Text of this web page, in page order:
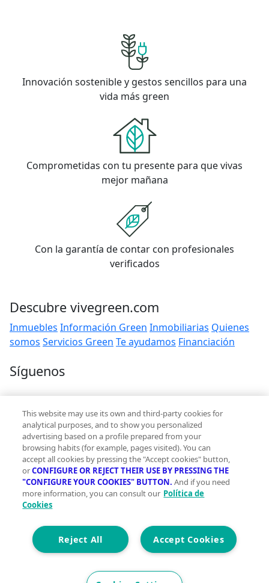
Innovación sostenible y gestos sencillos para una
vida más green
Comprometidas con tu presente para que vivas
mejor mañana
Con la garantía de contar con profesionales
verificados
Descubre vivegreen.com
Inmuebles Información Green Inmobiliarias Quienes
somos Servicios Green Te ayudamos Financiación
Síguenos
Contacto
hola@vivegreen.com
Aviso Legal
Condiciones de uso
Politica de privacidad
Política de cookies
Accesibilidad
© 2026 Vivegreen - Todos los derechos reservados - UCI
This website may use its own and third-party cookies for
analytical purposes, and to show you personalized
advertising based on a profile prepared from your
browsing habits (for example, pages visited). You can
accept all cookies by pressing the "Accept cookies" button,
orCONFIGURE OR REJECT THEIR USE BY PRESSING THE
"CONFIGURE YOUR COOKIES" BUTTON. And if you need
more information, you can consult our Política de
Cookies
Accept Cookies
Reject All